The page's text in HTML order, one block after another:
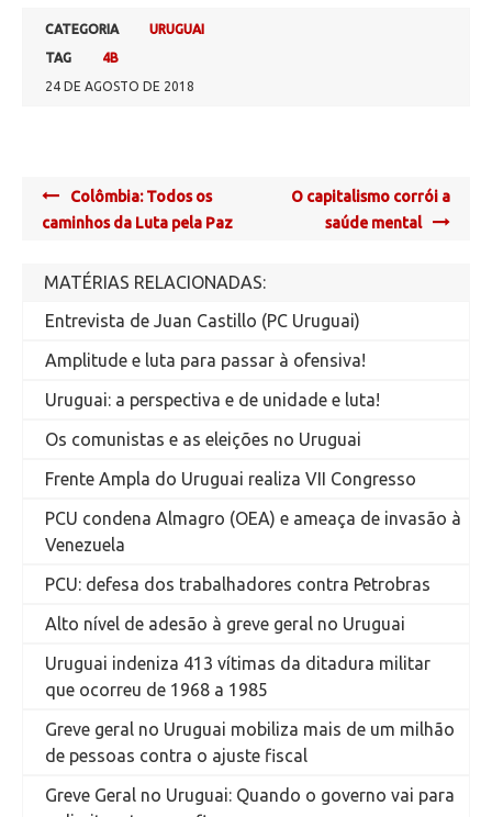
CATEGORIA
URUGUAI
TAG
4B
24 DE AGOSTO DE 2018
Post
navigation
Colômbia: Todos os
caminhos da Luta pela Paz
O capitalismo corrói a
saúde mental
MATÉRIAS RELACIONADAS:
Entrevista de Juan Castillo (PC Uruguai)
Amplitude e luta para passar à ofensiva!
Uruguai: a perspectiva e de unidade e luta!
Os comunistas e as eleições no Uruguai
Frente Ampla do Uruguai realiza VII Congresso
PCU condena Almagro (OEA) e ameaça de invasão à
Venezuela
PCU: defesa dos trabalhadores contra Petrobras
Alto nível de adesão à greve geral no Uruguai
Uruguai indeniza 413 vítimas da ditadura militar
que ocorreu de 1968 a 1985
Greve geral no Uruguai mobiliza mais de um milhão
de pessoas contra o ajuste fiscal
Greve Geral no Uruguai: Quando o governo vai para